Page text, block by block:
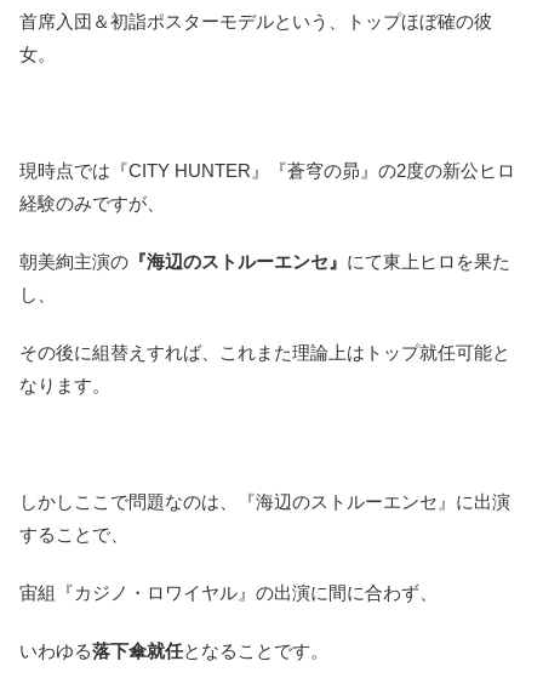
首席入団＆初詣ポスターモデルという、トップほぼ確の彼
女。
現時点では『CITY HUNTER』『蒼穹の昴』の2度の新公ヒロ
経験のみですが、
朝美絢主演の 『海辺のストルーエンセ』 にて東上ヒロを果た
し、
その後に組替えすれば、これまた理論上はトップ就任可能と
なります。
しかしここで問題なのは、『海辺のストルーエンセ』に出演
することで、
宙組『カジノ・ロワイヤル』の出演に間に合わず、
いわゆる落下傘就任となることです。